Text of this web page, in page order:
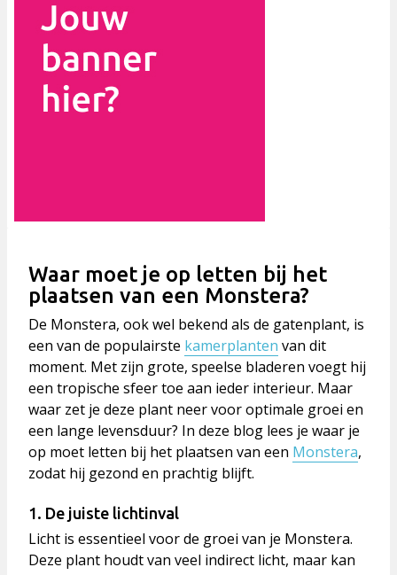
Waar moet je op letten bij het
plaatsen van een Monstera?
De Monstera, ook wel bekend als de gatenplant, is
een van de populairste kamerplanten van dit
moment. Met zijn grote, speelse bladeren voegt hij
een tropische sfeer toe aan ieder interieur. Maar
waar zet je deze plant neer voor optimale groei en
een lange levensduur? In deze blog lees je waar je
op moet letten bij het plaatsen van een Monstera,
zodat hij gezond en prachtig blijft.
1. De juiste lichtinval
Licht is essentieel voor de groei van je Monstera.
Deze plant houdt van veel indirect licht, maar kan